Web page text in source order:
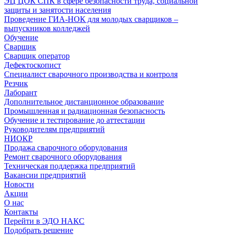
защиты и занятости населения
Проведение ГИА-НОК для молодых сварщиков –
выпускников колледжей
Обучение
Сварщик
Сварщик оператор
Дефектоскопист
Специалист сварочного производства и контроля
Резчик
Лаборант
Дополнительное дистанционное образование
Промышленная и радиационная безопасность
Обучение и тестирование до аттестации
Руководителям предприятий
НИОКР
Продажа сварочного оборудования
Ремонт сварочного оборудования
Техническая поддержка предприятий
Вакансии предприятий
Новости
Акции
О нас
Контакты
Перейти в ЭДО НАКС
Подобрать решение